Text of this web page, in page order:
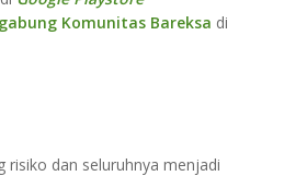
gabung Komunitas Bareksa di
risiko dan seluruhnya menjadi